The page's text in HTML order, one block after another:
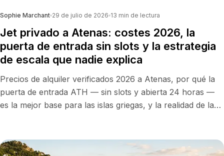
Sophie Marchant 29 de julio de 2026 13 min de lectura
Jet privado a Atenas: costes 2026, la
puerta de entrada sin slots y la estrategia
de escala que nadie explica
Precios de alquiler verificados 2026 a Atenas, por qué la
puerta de entrada ATH — sin slots y abierta 24 horas —
es la mejor base para las islas griegas, y la realidad de la